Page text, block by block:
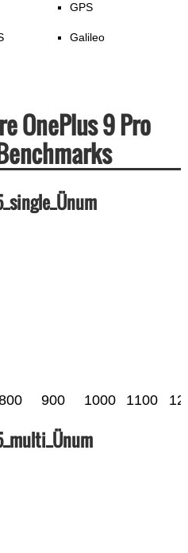
GPS
Galileo
OnePlus 9 Pro
900 1000 1100